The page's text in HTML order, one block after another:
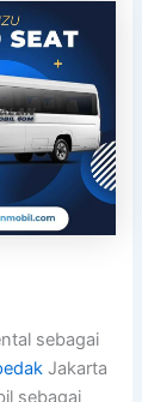
sebagai
Jakarta
sebagai